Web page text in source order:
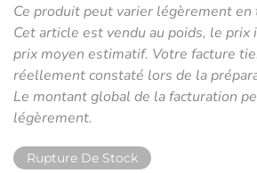
Ce produit peut varier légèrement
Cet article est vendu au poids, le prix
prix moyen estimatif. Votre facture
réellement constaté lors de la
Le montant global de la facturation
légèrement.
Rupture De Stock